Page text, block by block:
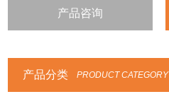
产品咨询
产品分类 PRODUCT CATEGORY